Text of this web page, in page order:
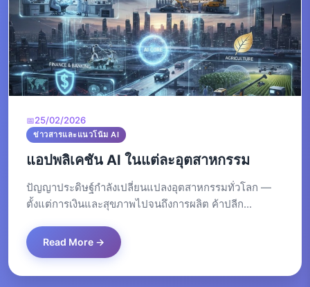
25/02/2026
ข่าวสารและแนวโน้ม AI
แอปพลิเคชัน AI ในแต่ละอุตสาหกรรม
ปัญญาประดิษฐ์กำลังเปลี่ยนแปลงอุตสาหกรรมทั่วโลก —
ตั้งแต่การเงินและสุขภาพไปจนถึงการผลิต ค้าปลีก...
Read More →